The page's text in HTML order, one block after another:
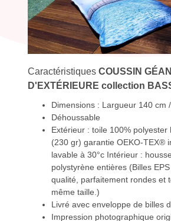
Caractéristiques COUSSIN
D'EXTÉRIEURE collection
Dimensions : Largueur 140 cm
Déhoussable
Extérieur : toile 100% polyester
(230 gr) garantie OEKO-TEX®
lavable à 30°c Intérieur :
polystyrène entières (Billes
qualité, parfaitement rondes et
même taille.)
Livré avec enveloppe de billes
Impression photographique